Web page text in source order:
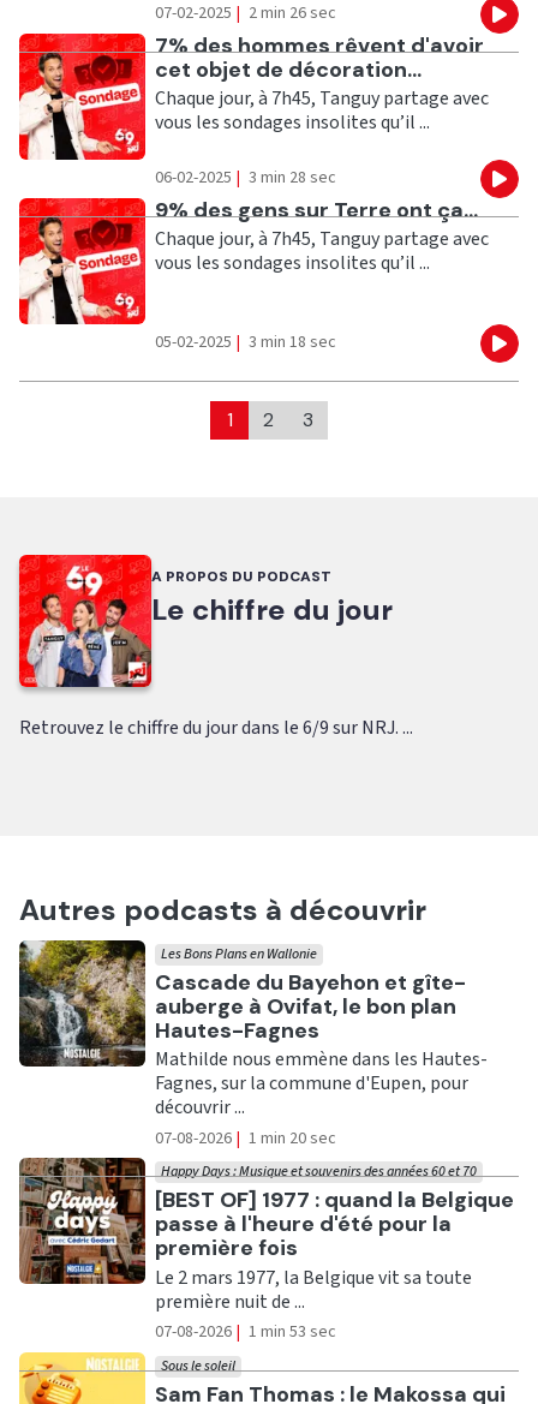
07-02-2025 | 2 min 26 sec
Ecouter
7% des hommes rêvent d'avoir
cet objet de décoration...
Chaque jour, à 7h45, Tanguy partage avec
vous les sondages insolites qu’il ...
06-02-2025 | 3 min 28 sec
Ecouter
9% des gens sur Terre ont ça...
Chaque jour, à 7h45, Tanguy partage avec
vous les sondages insolites qu’il ...
05-02-2025 | 3 min 18 sec
1 2 3
A PROPOS DU PODCAST
Le chiffre du jour
Retrouvez le chiffre du jour dans le 6/9 sur NRJ. ...
Autres podcasts à découvrir
Ecouter
Cascade du Bayehon et gîte-
auberge à Ovifat, le bon plan
Hautes-Fagnes
Les Bons Plans en Wallonie
Mathilde nous emmène dans les Hautes-
Fagnes, sur la commune d'Eupen, pour
découvrir ...
07-08-2026 | 1 min 20 sec
Ecouter
[BEST OF] 1977 : quand la Belgique
passe à l'heure d'été pour la
première fois
Happy Days : Musique et souvenirs des années 60 et 70
Le 2 mars 1977, la Belgique vit sa toute
première nuit de ...
07-08-2026 | 1 min 53 sec
Ecouter
Sam Fan Thomas : le Makossa qui
Sous le soleil